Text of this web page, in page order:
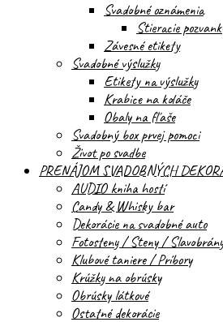
Svadobné oznámenia
Stieracie
Závesné etikety
Svadobné výslužky
Etikety na výslužky
Krabice na koláče
Obaly na fľaše
Svadobný box prvej pomoci
Život po svadbe
PRENÁJOM SVADOBNÝCH
AUDIO kniha hostí
Candy & Whisky bar
Dekorácie na svadobné auto
Fotosteny / Steny / Slavobrány
Klubové taniere / Príbory
Krúžky na obrúsky
Obrúsky látkové
Ostatné dekorácie